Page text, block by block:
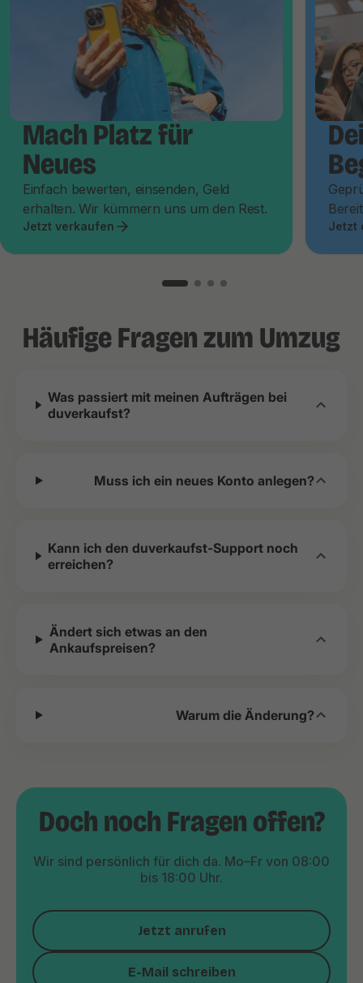
Mach Platz für
Neues
Einfach bewerten, einsenden, Geld
erhalten. Wir kümmern uns um den Rest.
Jetzt verkaufen Jetzt
Häufige Fragen zum Umzug
Was passiert mit meinen Aufträgen bei
duverkaufst?
Muss ich ein neues Konto anlegen?
Kann ich den duverkaufst-Support noch
erreichen?
Ändert sich etwas an den
Ankaufspreisen?
Warum die Änderung?
Doch noch Fragen offen?
Wir sind persönlich für dich da. Mo–Fr von 08:00
bis 18:00 Uhr.
Jetzt anrufen
E-Mail schreiben